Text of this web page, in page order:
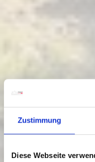
Zustimmung
Diese Webseite